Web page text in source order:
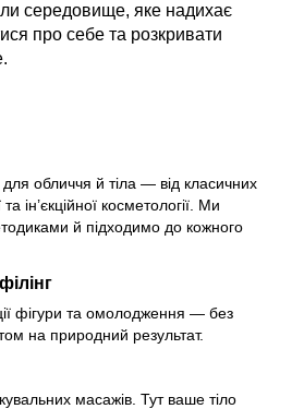
середовище, яке надихає
про себе та розкривати
обличчя й тіла — від класичних
ін’єкційної косметології. Ми
й підходимо до кожного
фігури та омолодження — без
на природний результат.
масажів. Тут ваше тіло